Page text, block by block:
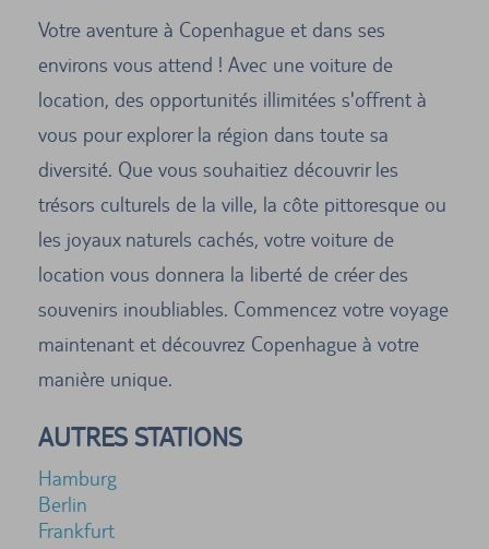
Votre aventure à Copenhague et dans ses
environs vous attend ! Avec une voiture de
location, des opportunités illimitées s'offrent à
vous pour explorer la région dans toute sa
diversité. Que vous souhaitiez découvrir les
trésors culturels de la ville, la côte pittoresque ou
les joyaux naturels cachés, votre voiture de
location vous donnera la liberté de créer des
souvenirs inoubliables. Commencez votre voyage
maintenant et découvrez Copenhague à votre
manière unique.
AUTRES STATIONS
Hamburg
Berlin
Frankfurt